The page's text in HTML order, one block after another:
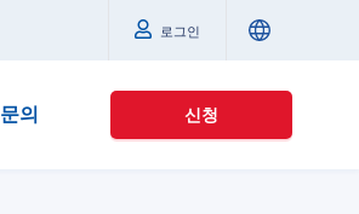
로그인
문의 신청